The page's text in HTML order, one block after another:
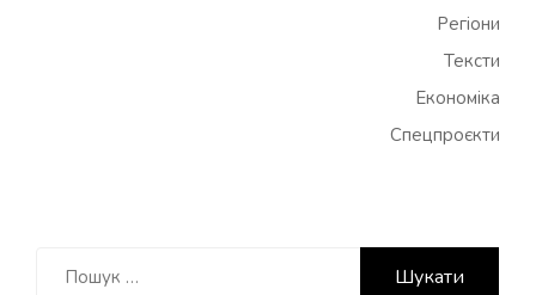
Регіони
Тексти
Економіка
Спецпроєкти